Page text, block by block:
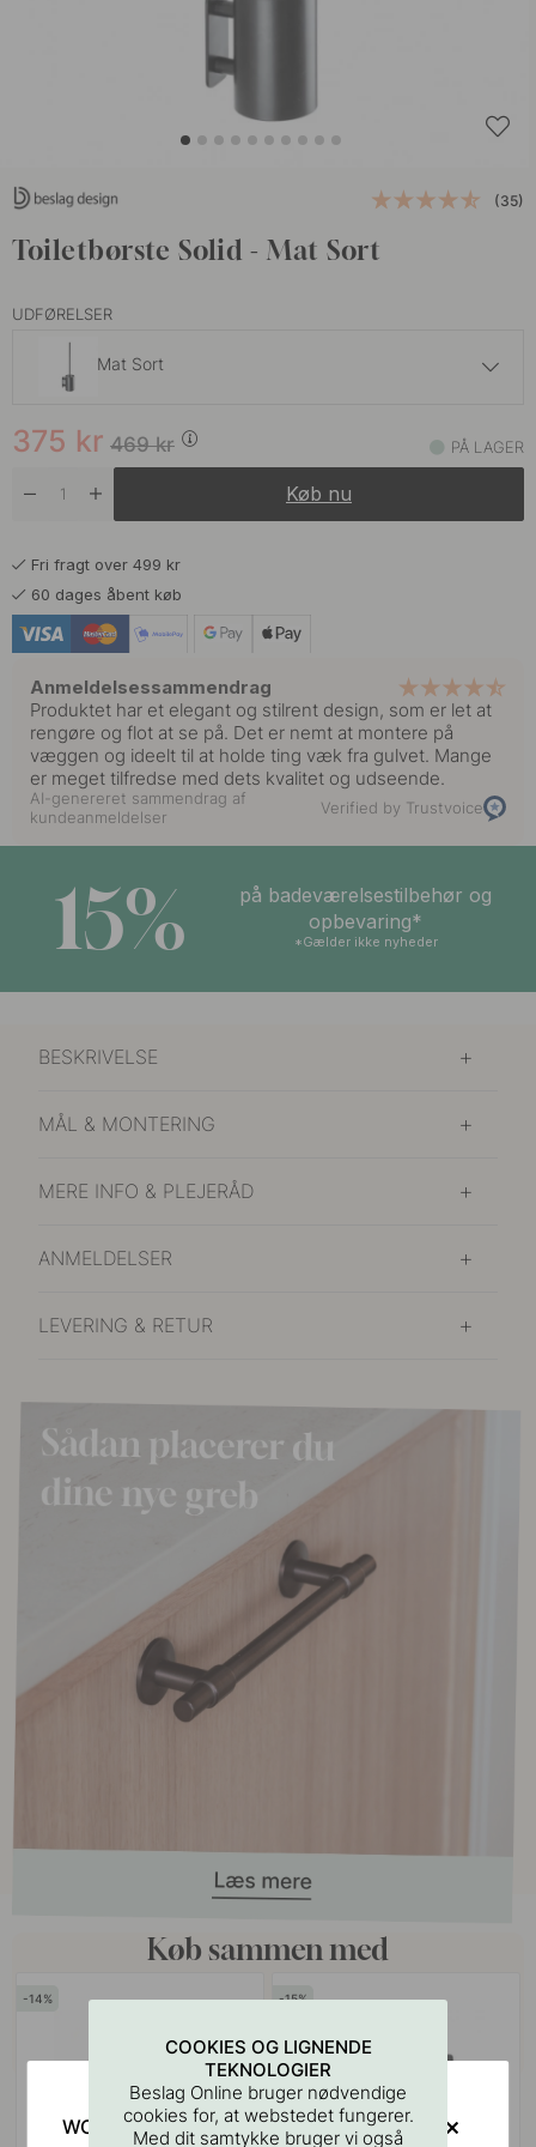
(35)
Toiletbørste Solid - Mat Sort
UDFØRELSER
Mat Sort
Børstet Rustfrit På lager
På lager
Poleret Messing
469kr
375 kr PÅ LAGER
Køb nu
Fri fragt over 499 kr
60 dages åbent køb
Anmeldelsessammendrag
Produktet har et elegant og stilrent design, som er let at
rengøre og flot at se på. Det er nemt at montere på
væggen og ideelt til at holde ting væk fra gulvet. Mange
er meget tilfredse med dets kvalitet og udseende.
AI-genereret sammendrag af
kundeanmeldelser
Verified by Trustvoice
15%
på badeværelsestilbehør og
opbevaring*
*Gælder ikke nyheder
BESKRIVELSE
MÅL & MONTERING
MERE INFO & PLEJERÅD
ANMELDELSER
LEVERING & RETUR
Køb sammen med
14 15
COOKIES OG LIGNENDE
TEKNOLOGIER
Beslag Online bruger nødvendige
cookies for, at webstedet fungerer.
Med dit samtykke bruger vi også
WOULD YOU RATHER VISIT?